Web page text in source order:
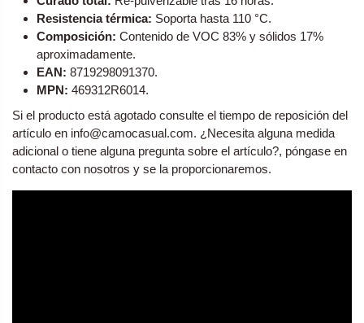
Resistencia térmica: Soporta hasta 110 °C.
Composición: Contenido de VOC 83% y sólidos 17%
aproximadamente.
EAN: 8719298091370.
MPN: 469312R6014.
Si el producto está agotado consulte el tiempo de reposición del
artículo en info@camocasual.com. ¿Necesita alguna medida
adicional o tiene alguna pregunta sobre el artículo?, póngase en
contacto con nosotros y se la proporcionaremos.